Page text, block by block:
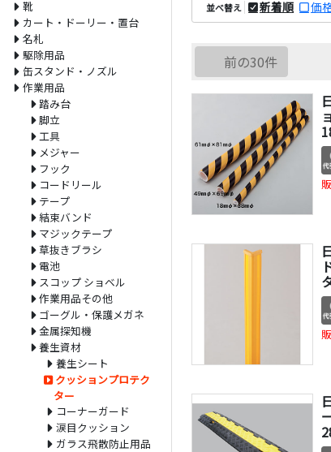
並べ替え 新着順 価
前の30件
靴
カート・ドーリー・置台
名札
駆除用品
缶スタンド・ノズル
作業用品
踏み台
脚立
工具
メジャー
フック
コードリール
テープ
結束バンド
マジックテープ
草抜きブラシ
電池
スコップ ショベル
作業用品その他
ゴーグル・保護メガネ
金属探知機
養生資材
養生シート
クッションプロテク
ター
コーナーガード
涙目クッション
ガラス飛散防止用品